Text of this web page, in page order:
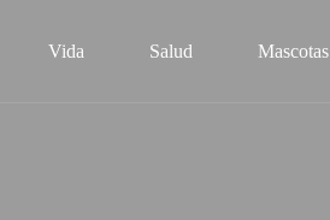
Vida Salud Mascotas